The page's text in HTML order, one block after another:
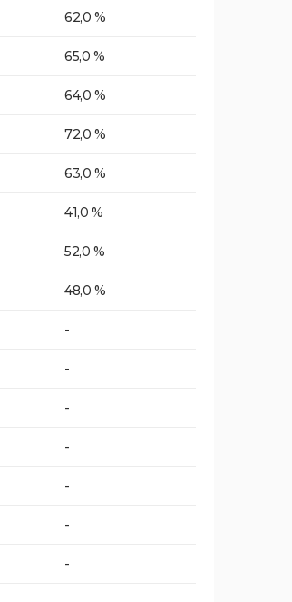
62,0 %
65,0 %
64,0 %
72,0 %
63,0 %
41,0 %
52,0 %
48,0 %
-
-
-
-
-
-
-